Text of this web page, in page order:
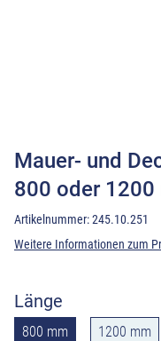
Mauer- und
800 oder 1200
Artikelnummer:245.10.251
Weitere Informationen zum
Länge
800 mm 1200 mm